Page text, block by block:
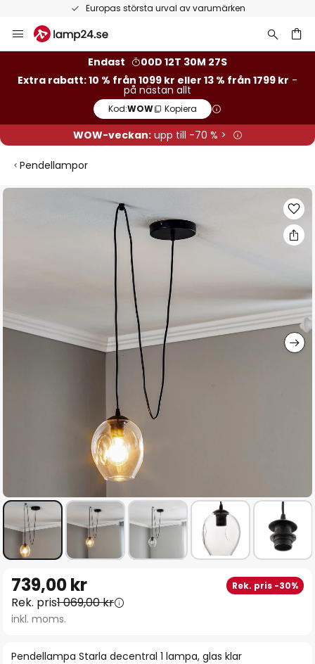
Europas största urval av varumärken
Hoppa
till
Endast
00D 12T 30M 27S
Extra rabatt: 10 % från 1099 kr eller 13 % från 1799 kr -
på nästan allt
Kod:WOW Kopiera
WOW-veckan:upp till -70 % >
Pendellampor
Hoppa
till
början
av
Pendellampa Starla decentral 1 lampa, glas klar
739,00 kr Rek. pris -30%
Rek. pris1 069,00 kr
inkl. moms.